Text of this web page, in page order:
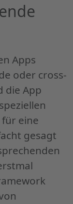
Apps
oder cross-
die App
eine
gesagt